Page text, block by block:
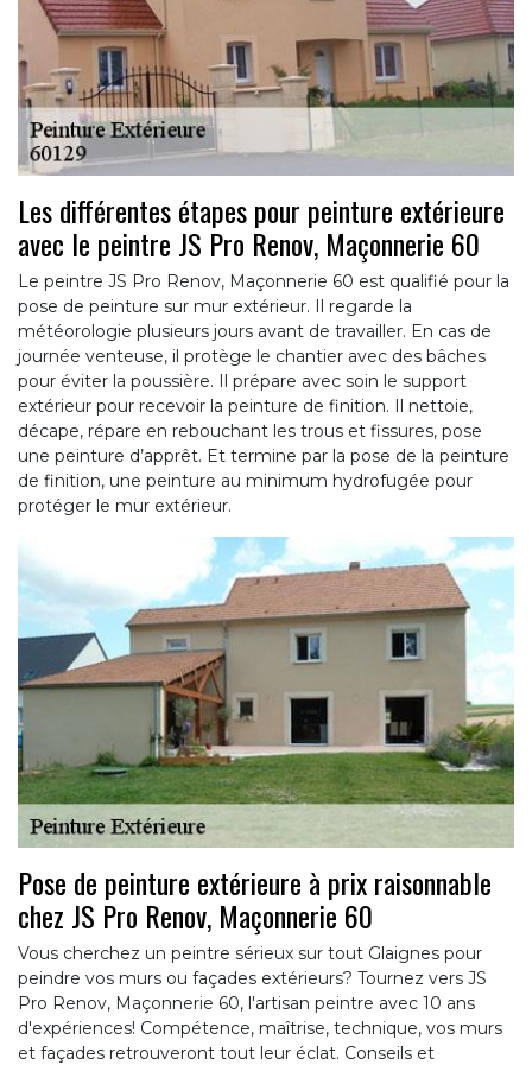
Les différentes étapes pour peinture extérieure
avec le peintre JS Pro Renov, Maçonnerie 60
Le peintre JS Pro Renov, Maçonnerie 60 est qualifié pour la
pose de peinture sur mur extérieur. Il regarde la
météorologie plusieurs jours avant de travailler. En cas de
journée venteuse, il protège le chantier avec des bâches
pour éviter la poussière. Il prépare avec soin le support
extérieur pour recevoir la peinture de finition. Il nettoie,
décape, répare en rebouchant les trous et fissures, pose
une peinture d’apprêt. Et termine par la pose de la peinture
de finition, une peinture au minimum hydrofugée pour
protéger le mur extérieur.
Pose de peinture extérieure à prix raisonnable
chez JS Pro Renov, Maçonnerie 60
Vous cherchez un peintre sérieux sur tout Glaignes pour
peindre vos murs ou façades extérieurs? Tournez vers JS
Pro Renov, Maçonnerie 60, l'artisan peintre avec 10 ans
d'expériences! Compétence, maîtrise, technique, vos murs
et façades retrouveront tout leur éclat. Conseils et